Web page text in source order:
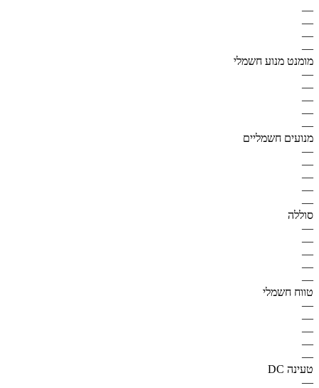
—
—
—
—
מומנט מנוע חשמלי
—
—
—
—
—
מנועים חשמליים
—
—
—
—
—
סוללה
—
—
—
—
—
טווח חשמלי
—
—
—
—
—
טעינה DC
—